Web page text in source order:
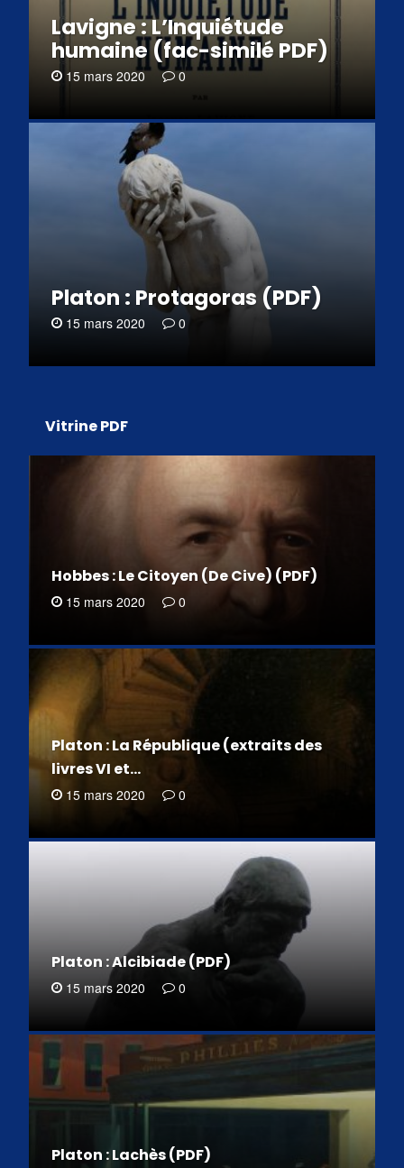
Lavigne : L’Inquiétude
humaine (fac-similé PDF)
15 mars 2020 0
Platon : Protagoras (PDF)
15 mars 2020 0
Vitrine PDF
Hobbes : Le Citoyen (De Cive) (PDF)
15 mars 2020 0
Platon : La République (extraits des
livres VI et…
15 mars 2020 0
Platon : Alcibiade (PDF)
15 mars 2020 0
Platon : Lachès (PDF)